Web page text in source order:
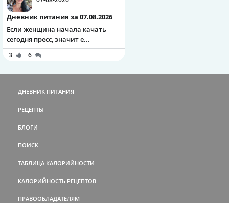
Дневник питания за 07.08.2026
Если женщина начала качать
сегодня пресс, значит е...
3 6
ДНЕВНИК ПИТАНИЯ
РЕЦЕПТЫ
БЛОГИ
ПОИСК
ТАБЛИЦА КАЛОРИЙНОСТИ
КАЛОРИЙНОСТЬ РЕЦЕПТОВ
ПРАВООБЛАДАТЕЛЯМ